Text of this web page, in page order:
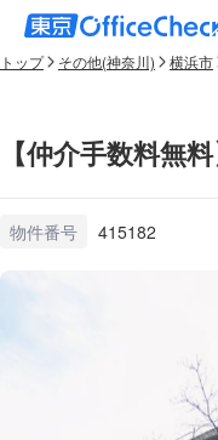
トップ その他(神奈川) 横浜市
【仲介手数料無
物件番号 415182